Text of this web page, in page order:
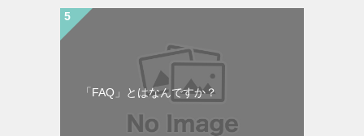
「FAQ」とはなんですか？